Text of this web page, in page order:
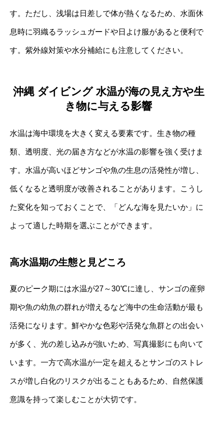
す。ただし、浅場は日差しで体が熱くなるため、水面休
息時に羽織るラッシュガードや日よけ服があると便利で
す。紫外線対策や水分補給にも注意してください。
沖縄 ダイビング 水温が海の見え方や生
き物に与える影響
水温は海中環境を大きく変える要素です。生き物の種
類、透明度、光の届き方などが水温の影響を強く受けま
す。水温が高いほどサンゴや魚の生息の活発性が増し、
低くなると透明度が改善されることがあります。こうし
た変化を知っておくことで、「どんな海を見たいか」に
よって適した時期を選ぶことができます。
高水温期の生態と見どころ
夏のピーク期には水温が27～30℃に達し、サンゴの産卵
期や魚の幼魚の群れが増えるなど海中の生命活動が最も
活発になります。鮮やかな色彩や活発な魚群との出会い
が多く、光の差し込みが強いため、写真撮影にも向いて
います。一方で高水温が一定を超えるとサンゴのストレ
スが増し白化のリスクが出ることもあるため、自然保護
意識を持って楽しむことが大切です。